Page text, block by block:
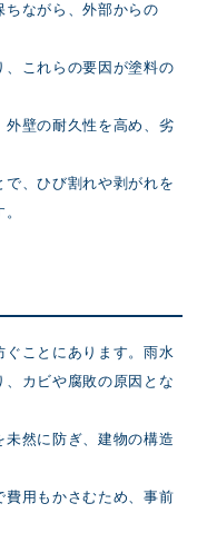
ちながら、外部からの
、これらの要因が塗料の
外壁の耐久性を高め、劣
、ひび割れや剥がれを
ぐことにあります。雨水
カビや腐敗の原因とな
然に防ぎ、建物の構造
費用もかさむため、事前